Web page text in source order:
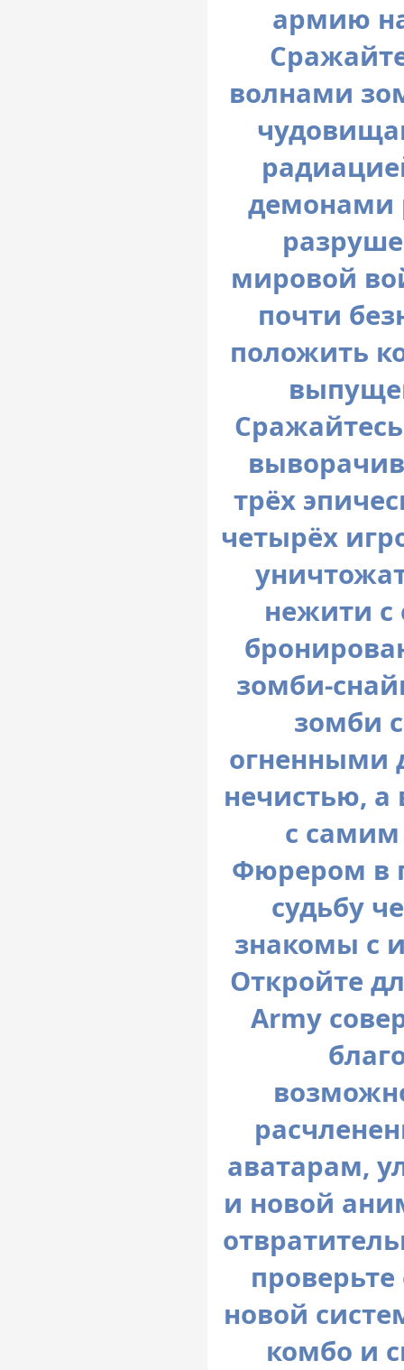
армию
волнами
демонами
мировой
почти
положить
трёх
четырёх
нежити с
зомби-
зомби
огненными
нечистью, а
с
Фюрером в
судьбу
знакомы с
Откройте
Army
аватарам,
и новой
проверьте
новой
комбо и